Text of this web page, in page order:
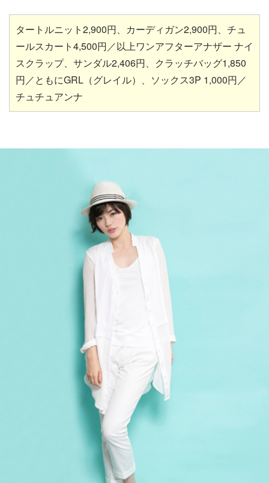
タートルニット2,900円、カーディガン2,900円、チュ
ールスカート4,500円／以上ワンアフターアナザー ナイ
スクラップ、サンダル2,406円、クラッチバッグ1,850
円／ともにGRL（グレイル）、ソックス3P 1,000円／
チュチュアンナ